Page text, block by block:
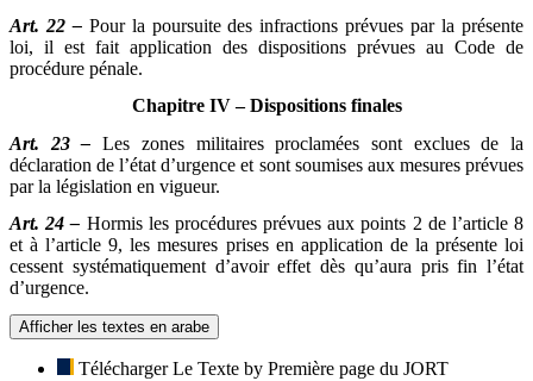
Art. 22 –Pour la poursuite des infractions prévues par la présente
loi, il est fait application des dispositions prévues au Code de
procédure pénale.
Chapitre IV – Dispositions finales
Art. 23 – Les zones militaires proclamées sont exclues de la
déclaration de l’état d’urgence et sont soumises aux mesures prévues
par la législation en vigueur.
Art. 24 – Hormis les procédures prévues aux points 2 de l’article 8
et à l’article 9, les mesures prises en application de la présente loi
cessent systématiquement d’avoir effet dès qu’aura pris fin l’état
d’urgence.
Afficher les textes en arabe
Télécharger Le Texte by Première page du JORT